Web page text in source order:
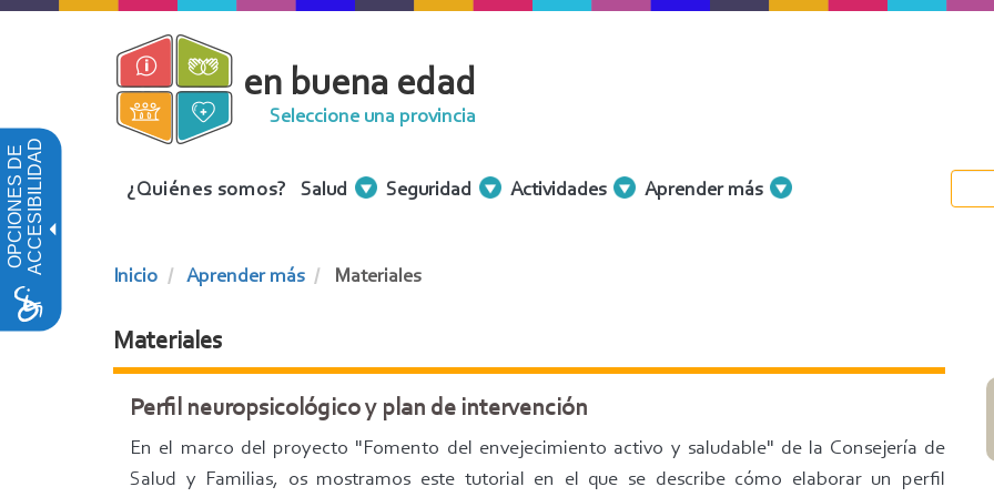
OPCIONES DEACCESIBILIDAD
Pasar
en buena edad
Seleccione una provincia
Menu
¿Quiénes somos? Salud Seguridad Actividades Aprender más
Inicio Aprender más Materiales
Materiales
Perfil neuropsicológico y plan de intervención
En el marco del proyecto "Fomento del envejecimiento activo y saludable" de la Consejería de
Salud y Familias, os mostramos este tutorial en el que se describe cómo elaborar un perfil